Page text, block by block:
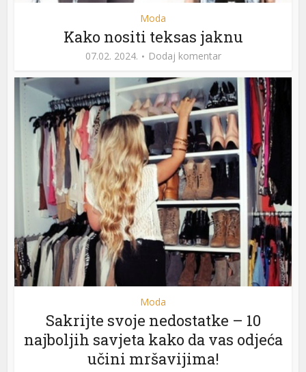
Moda
Kako nositi teksas jaknu
07.02. 2024. Dodaj komentar
Moda
Sakrijte svoje nedostatke – 10
najboljih savjeta kako da vas odjeća
učini mršavijima!